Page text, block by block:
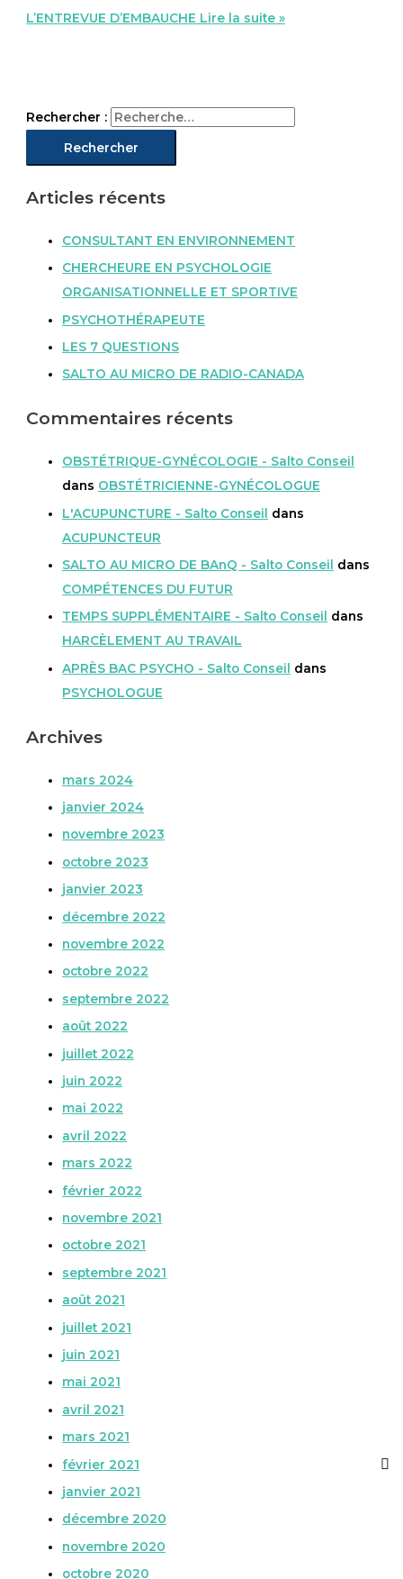
L’ENTREVUE D’EMBAUCHE Lire la suite »
Rechercher :
Articles récents
CONSULTANT EN ENVIRONNEMENT
CHERCHEURE EN PSYCHOLOGIE
ORGANISATIONNELLE ET SPORTIVE
PSYCHOTHÉRAPEUTE
LES 7 QUESTIONS
SALTO AU MICRO DE RADIO-CANADA
Commentaires récents
OBSTÉTRIQUE-GYNÉCOLOGIE - Salto Conseil
dans OBSTÉTRICIENNE-GYNÉCOLOGUE
L'ACUPUNCTURE - Salto Conseil dans
ACUPUNCTEUR
SALTO AU MICRO DE BAnQ - Salto Conseil
dans
COMPÉTENCES DU FUTUR
TEMPS SUPPLÉMENTAIRE - Salto Conseil
dans
HARCÈLEMENT AU TRAVAIL
APRÈS BAC PSYCHO - Salto Conseil
dans
PSYCHOLOGUE
Archives
mars 2024
janvier 2024
novembre 2023
octobre 2023
janvier 2023
décembre 2022
novembre 2022
octobre 2022
septembre 2022
août 2022
juillet 2022
juin 2022
mai 2022
avril 2022
mars 2022
février 2022
novembre 2021
octobre 2021
septembre 2021
août 2021
juillet 2021
juin 2021
mai 2021
avril 2021
mars 2021
février 2021
janvier 2021
décembre 2020
novembre 2020
octobre 2020